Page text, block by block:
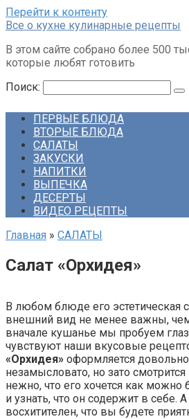
Перейти к контенту
Все о кухне кулинарные рецепты
В этом сайте собрано более 500
которые любят готовить
Поиск:
ПЕРВЫЕ БЛЮДА
ВТОРЫЕ БЛЮДА
САЛАТЫ
ЗАКУСКИ
НАПИТКИ
ВЫПЕЧКА
ДЕСЕРТЫ
ВИДЕО РЕЦЕПТЫ
Главная » САЛАТЫ
Салат «Орхидея»
В любом блюде его эстетическая
внешний вид не менее важны,
вначале кушанье мы пробуем
чувствуют наши вкусовые
«Орхидея» оформляется
незамысловато, но зато
нежно, что его хочется как можно
и узнать, что он содержит в себе.
восхитителен, что вы будете